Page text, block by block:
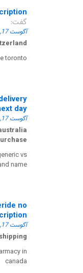
گفت:
آگوست 17, 2025 در 2:43 ب.ظ
toronto
day
آگوست 17, 2025 در 3:42 ب.ظ
vs
name
no
آگوست 17, 2025 در 3:49 ب.ظ
in
canada